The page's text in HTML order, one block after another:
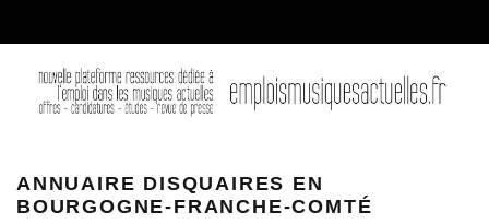
ANNUAIRE DISQUAIRES EN
BOURGOGNE-FRANCHE-COMTÉ